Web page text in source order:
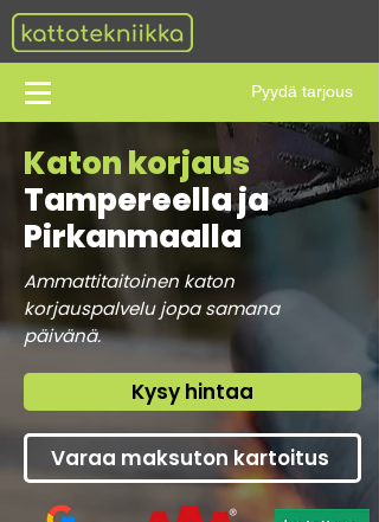
Pyydä tarjous
Katon korjaus
Tampereella ja
Pirkanmaalla
Ammattitaitoinen katon
korjauspalvelu jopa samana
päivänä.
Kysy hintaa
Varaa maksuton kartoitus